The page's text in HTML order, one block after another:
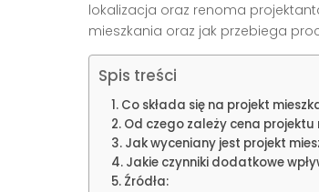
lokalizacja oraz renoma
mieszkania oraz jak przebiega
Spis treści
Co składa się na projekt
Od czego zależy cena projektu
Jak wyceniany jest projekt
Jakie czynniki dodatkowe
Źródła: